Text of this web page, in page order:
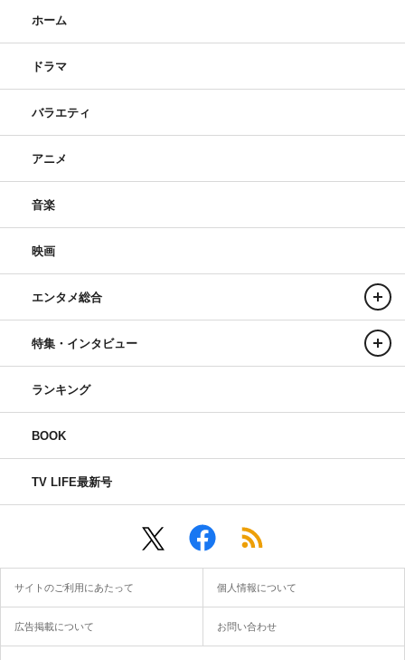
ホーム
ドラマ
バラエティ
アニメ
音楽
映画
エンタメ総合
特集・インタビュー
ランキング
BOOK
TV LIFE最新号
サイトのご利用にあたって 個人情報について
広告掲載について お問い合わせ